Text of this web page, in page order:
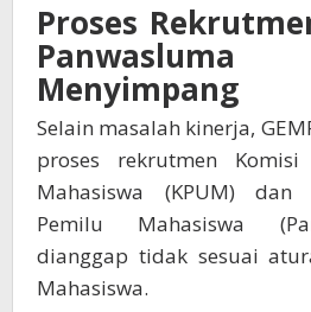
Proses
Menyimpang
Selain masalah kinerja,
proses rekrutmen
Mahasiswa (KPUM) dan
Pemilu Mahasiswa
dianggap tidak sesuai
Mahasiswa.